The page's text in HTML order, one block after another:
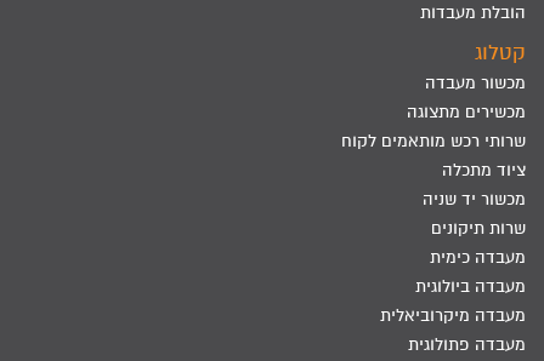
הובלת מעבדות
קטלוג
מכשור מעבדה
מכשירים מתצוגה
שרותי רכש מותאמים לקוח
ציוד מתכלה
מכשור יד שניה
שרות תיקונים
מעבדה כימית
מעבדה ביולוגית
מעבדה מיקרוביאלית
מעבדה פתולוגית